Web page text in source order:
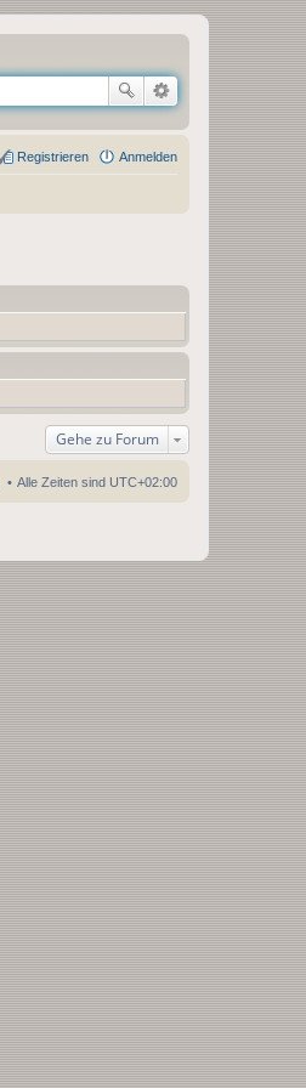
Anmelden
Registrieren
Gehe zu Forum
Alle Zeiten sind UTC+02:00